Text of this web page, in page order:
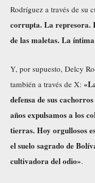
Rodríguez a través de su
corrupta. La represora.
de las maletas. La
Y, por supuesto, Delcy
también a través de X:
defensa de sus
años expulsamos a los
tierras. Hoy orgullosos
el suelo sagrado de
cultivadora del odio».